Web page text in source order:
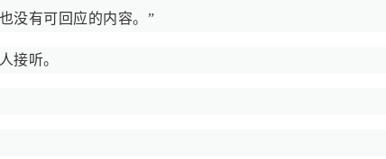
没有可回应的内容。”
接听。